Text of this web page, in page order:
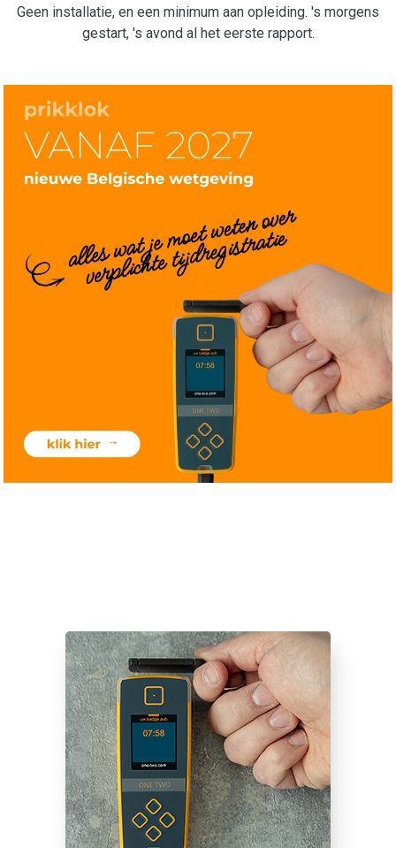
Geen installatie, en een minimum aan opleiding. 's morgens
gestart, 's avond al het eerste rapport.